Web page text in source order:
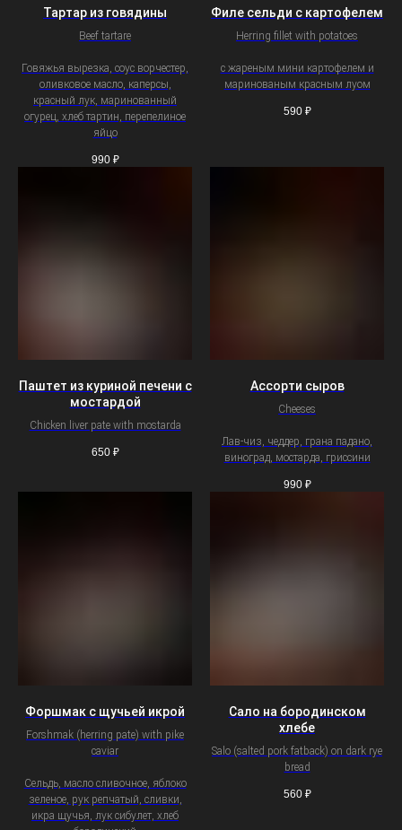
Тартар из говядины
Beef tartare
Говяжья вырезка, соус ворчестер,
оливковое масло, каперсы,
красный лук, маринованный
огурец, хлеб тартин, перепелиное
яйцо
990 ₽
Филе сельди с картофелем
Herring fillet with potatoes
с жареным мини картофелем и
маринованым красным луом
590 ₽
Паштет из куриной печени с
мостардой
Chicken liver pate with mostarda
650 ₽
Ассорти сыров
Cheeses
Лав-чиз, чеддер, грана падано,
виноград, мостарда, гриссини
990 ₽
Форшмак с щучьей икрой
Forshmak (herring pate) with pike
caviar
Сельдь, масло сливочное, яблоко
зеленое, рук репчатый, сливки,
икра щучья, лук сибулет, хлеб
Сало на бородинском
хлебе
Salo (salted pork fatback) on dark rye
bread
560 ₽